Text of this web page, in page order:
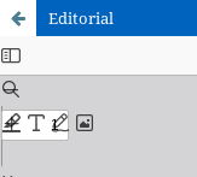
Editorial